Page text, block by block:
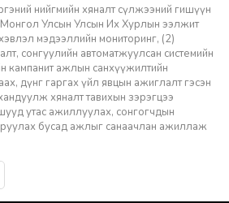
нийгмийн хяналт сүлжээний гишүүн
Улсын Улсын Их Хурлын ээлжит
мэдээллийн мониторинг, (2)
сонгуулийн автоматжуулсан системийн
кампанит ажлын санхүүжилтийн
дүнг гаргах үйл явцын ажиглалт гэсэн
хяналт тавихын зэрэгцээ
утас ажиллуулах, сонгогчдын
бусад ажлыг санаачлан ажиллаж